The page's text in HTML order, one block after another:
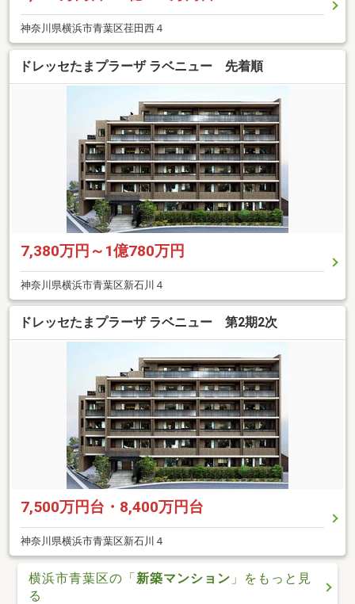
神奈川県横浜市青葉区荏田西４
ドレッセたまプラーザ ラベニュー 先着順
7,380万円～1億780万円
神奈川県横浜市青葉区新石川４
ドレッセたまプラーザ ラベニュー 第2期2次
7,500万円台・8,400万円台
神奈川県横浜市青葉区新石川４
横浜市青葉区の「新築マンション 」をもっと見
る